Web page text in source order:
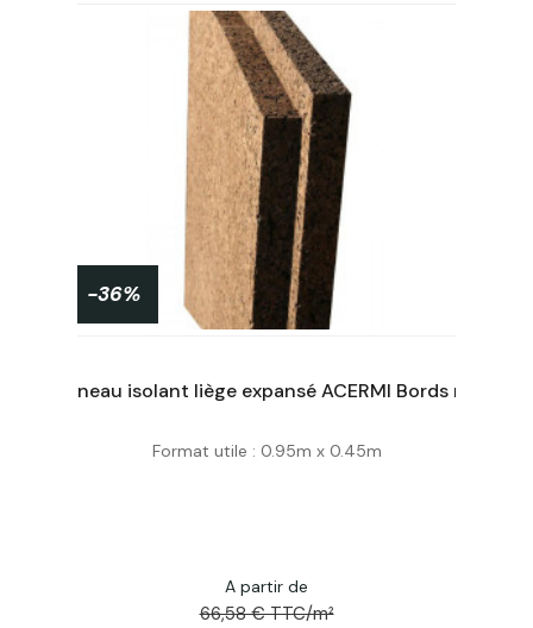
-36%
Format utile : 0.95m x 0.45m
A partir de
66,58 € TTC/m²